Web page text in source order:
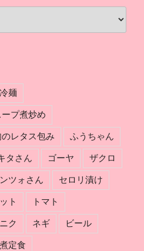
麺
プ煮炒め
レタス包み ふうちゃん
タさん ゴーヤ ザクロ
ツォさん セロリ漬け
ト トマト
ク ネギ ビール
定食